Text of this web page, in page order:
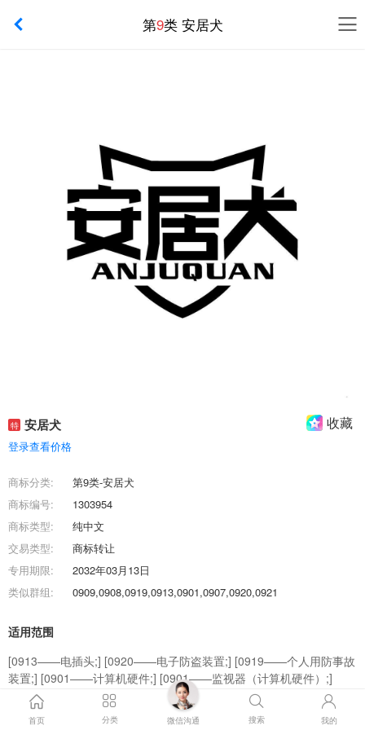
第9类 安居犬
特 安居犬 收藏
登录查看价格
商标分类:
第9类-安居犬
商标编号:
1303954
商标类型:
纯中文
交易类型:
商标转让
专用期限:
2032年03月13日
类似群组:
0909,0908,0919,0913,0901,0907,0920,0921
适用范围
[0913——电插头;] [0920——电子防盗装置;] [0919——个人用防事故
装置;] [0901——计算机硬件;] [0901——监视器（计算机硬件）;]
[0908——视频监控器;] [0921——眼镜;] [0922——移动电源（可充电
电池）;] [0907——智能手机;] [0909——自拍杆（手持单脚架）;]
首页 分类 微信沟通 搜索 我的